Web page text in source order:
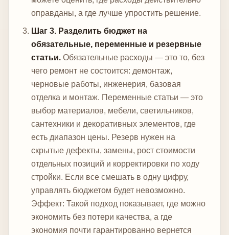
оправданы, а где лучше упростить решение.
Шаг 3. Разделить бюджет на
обязательные, переменные и резервные
статьи. Обязательные расходы — это то, без
чего ремонт не состоится: демонтаж,
черновые работы, инженерия, базовая
отделка и монтаж. Переменные статьи — это
выбор материалов, мебели, светильников,
сантехники и декоративных элементов, где
есть диапазон цены. Резерв нужен на
скрытые дефекты, замены, рост стоимости
отдельных позиций и корректировки по ходу
стройки. Если все смешать в одну цифру,
управлять бюджетом будет невозможно.
Эффект: Такой подход показывает, где можно
экономить без потери качества, а где
экономия почти гарантированно вернется